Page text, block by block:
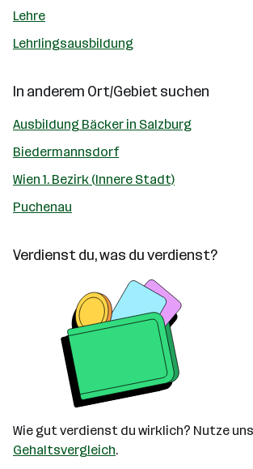
Lehre
Lehrlingsausbildung
In anderem Ort/Gebiet suchen
Ausbildung Bäcker in Salzburg
Biedermannsdorf
Wien 1. Bezirk (Innere Stadt)
Puchenau
Verdienst du, was du verdienst?
Wie gut verdienst du wirklich? Nutze
Gehaltsvergleich.